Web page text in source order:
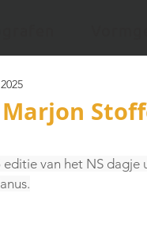
van het NS dagje